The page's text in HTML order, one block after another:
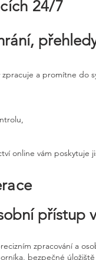
24/7
a promítne do
online vám
přístup
zpracování a
bezpečné